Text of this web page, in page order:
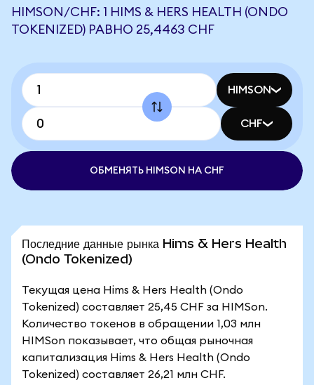
HIMSON/CHF: 1 HIMS & HERS HEALTH (ONDO
TOKENIZED) РАВНО 25,4463 CHF
HIMSON
CHF
ОБМЕНЯТЬ HIMSON НА CHF
Последние данные рынка Hims & Hers Health
(Ondo Tokenized)
Текущая цена Hims & Hers Health (Ondo
Tokenized) составляет 25,45 CHF за HIMSon.
Количество токенов в обращении 1,03 млн
HIMSon показывает, что общая рыночная
капитализация Hims & Hers Health (Ondo
Tokenized) составляет 26,21 млн CHF.